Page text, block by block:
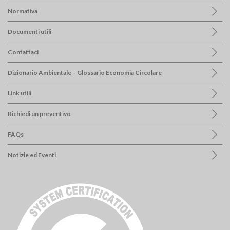
Normativa
Documenti utili
Contattaci
Dizionario Ambientale – Glossario Economia Circolare
Link utili
Richiedi un preventivo
FAQs
Notizie ed Eventi